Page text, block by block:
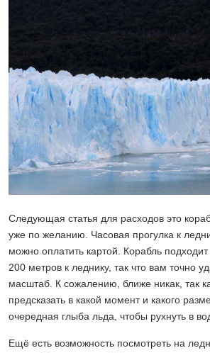
Следующая статья для расходов это
уже по желанию. Часовая прогулка к
можно оплатить картой. Корабль
200 метров к леднику, так что вам точно
масштаб. К сожалению, ближе никак, так
предсказать в какой момент и какого
очередная глыба льда, чтобы рухнуть в
Ещё есть возможность посмотреть на